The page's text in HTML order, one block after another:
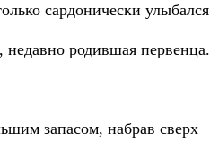
сардонически улыбался
родившая первенца.
запасом, набрав сверх